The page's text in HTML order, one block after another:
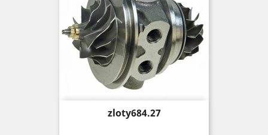
Price
zloty684.27